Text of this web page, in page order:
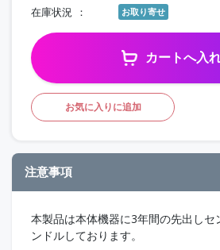
在庫状況 お取り寄せ
カートへ入
お気に入りに追加
注意事項
本製品は本体機器に3年間の先出しセ
ンドルしております。